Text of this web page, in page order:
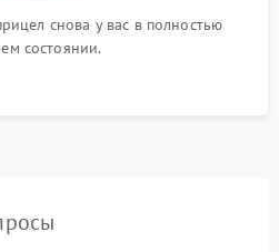
снова у вас в полностью
состоянии.